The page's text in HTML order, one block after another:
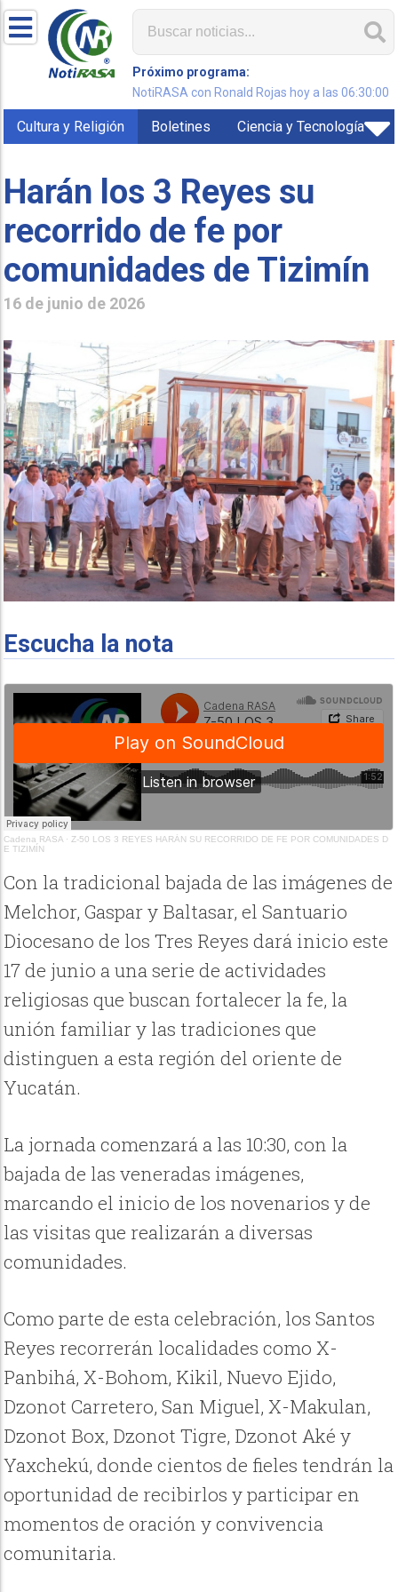
Próximo programa:
NotiRASA con Ronald Rojas hoy a las 06:30:00
Cultura y Religión Boletines Ciencia y Tecnología
Harán los 3 Reyes su
recorrido de fe por
comunidades de Tizimín
16 de junio de 2026
Escucha la nota
Cadena RASA · Z-50 LOS 3 REYES HARÁN SU RECORRIDO DE FE POR COMUNIDADES D
E TIZIMÍN
Con la tradicional bajada de las imágenes de
Melchor, Gaspar y Baltasar, el Santuario
Diocesano de los Tres Reyes dará inicio este
17 de junio a una serie de actividades
religiosas que buscan fortalecer la fe, la
unión familiar y las tradiciones que
distinguen a esta región del oriente de
Yucatán.
La jornada comenzará a las 10:30, con la
bajada de las veneradas imágenes,
marcando el inicio de los novenarios y de
las visitas que realizarán a diversas
comunidades.
Como parte de esta celebración, los Santos
Reyes recorrerán localidades como X-
Panbihá, X-Bohom, Kikil, Nuevo Ejido,
Dzonot Carretero, San Miguel, X-Makulan,
Dzonot Box, Dzonot Tigre, Dzonot Aké y
Yaxchekú, donde cientos de fieles tendrán la
oportunidad de recibirlos y participar en
momentos de oración y convivencia
comunitaria.